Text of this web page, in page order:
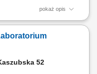
pokaż opis
pracy operacyjnej
oraz personelem
ich rozwoju.
52